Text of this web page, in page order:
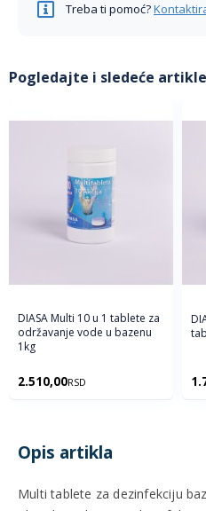
Treba ti pomoć?
Pogledajte i sledeće artikle
DIASA Multi 10 u 1 tablete za
održavanje vode u bazenu
1kg
2.510,00RSD
Opis artikla
Multi tablete za dezinfekciju